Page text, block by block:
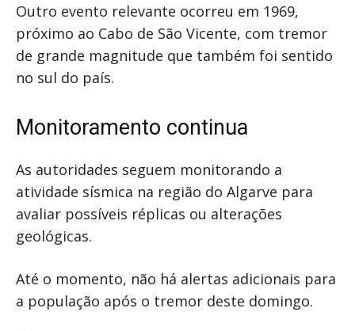
Outro evento relevante ocorreu em 1969,
próximo ao Cabo de São Vicente, com tremor
de grande magnitude que também foi sentido
no sul do país.
Monitoramento continua
As autoridades seguem monitorando a
atividade sísmica na região do Algarve para
avaliar possíveis réplicas ou alterações
geológicas.
Até o momento, não há alertas adicionais para
a população após o tremor deste domingo.